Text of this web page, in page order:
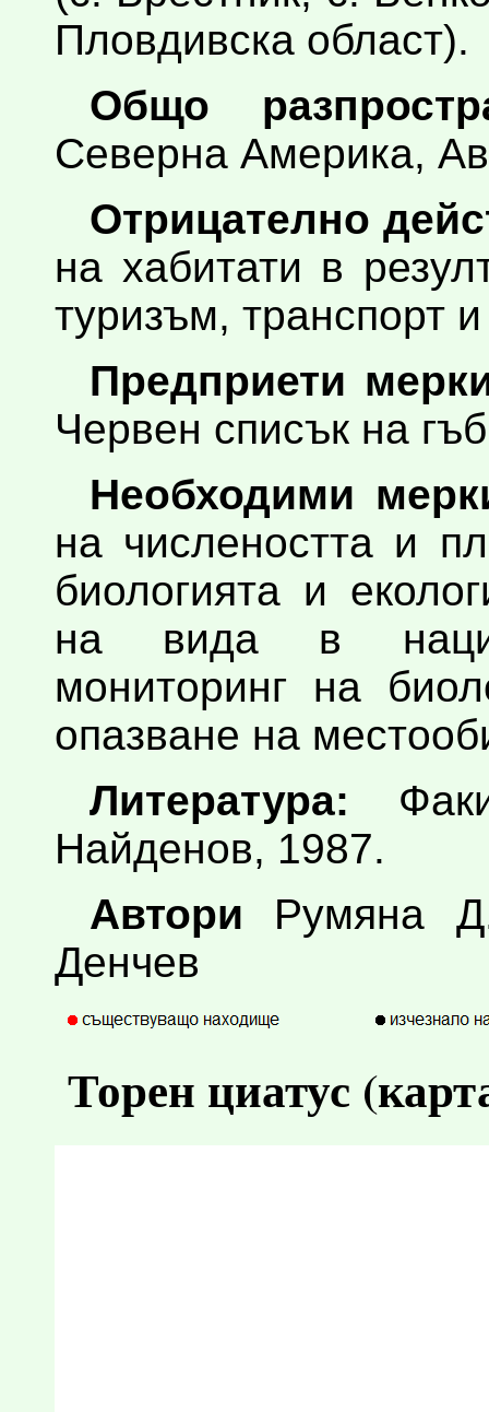
Пловдивска област).
Общо
Северна Америка,
Отрицателно
на хабитати в
туризъм, транспорт
Предприети
Червен списък на
Необходими
на числеността и
биологията и
на вида в
мониторинг на
опазване на
Литература:
Найденов, 1987.
Автори Румяна
Денчев
Торен циатус